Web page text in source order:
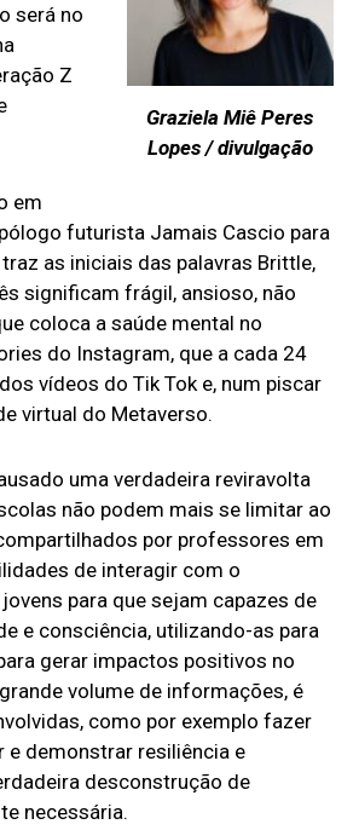
Graziela Miê Peres
Lopes / divulgação
será no
Z
em
futurista Jamais Cascio para
as iniciais das palavras Brittle,
significam frágil, ansioso, não
coloca a saúde mental no
do Instagram, que a cada 24
vídeos do Tik Tok e, num piscar
virtual do Metaverso.
uma verdadeira reviravolta
não podem mais se limitar ao
por professores em
de interagir com o
para que sejam capazes de
e consciência, utilizando-as para
gerar impactos positivos no
volume de informações, é
como por exemplo fazer
e demonstrar resiliência e
desconstrução de
necessária.